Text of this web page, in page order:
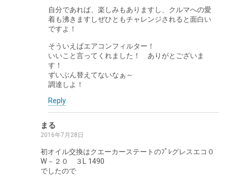
自分であれば、楽しみもありますし、クルマへの愛
着も沸きますしぜひともチャレンジされると面白い
ですよ！
そういえばエアコンフィルター！
いいこと言ってくれました！ ありがとございま
す！
ずいぶん替えてないなぁ～
調達しよ！
Reply
まる
2016年7月28日
初オイル交換はクエーカーステートのﾌﾟﾚグレスエコ０
W－２０ ３L 1490
でしたので